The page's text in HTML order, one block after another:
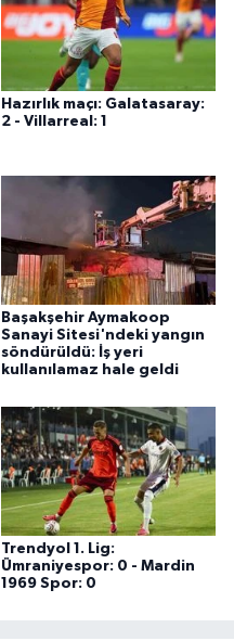
Hazırlık maçı: Galatasaray:
2 - Villarreal: 1
Başakşehir Aymakoop
Sanayi Sitesi'ndeki yangın
söndürüldü: İş yeri
kullanılamaz hale geldi
Trendyol 1. Lig:
Ümraniyespor: 0 - Mardin
1969 Spor: 0